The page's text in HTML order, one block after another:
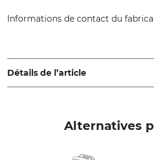
Informations de contact du
www.grube.de
Détails de l’article
en bas pour le Rope Runner
Alternatives